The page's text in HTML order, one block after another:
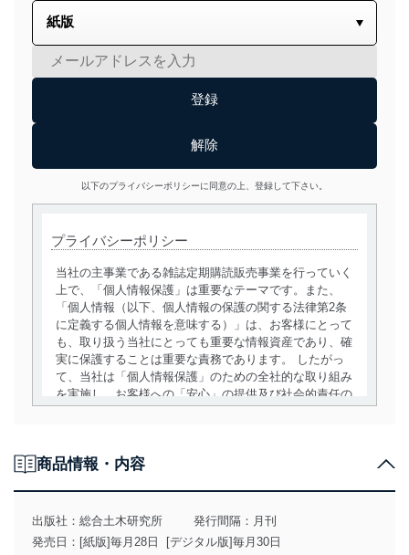
以下のプライバシーポリシーに同意の上、登録して下さい。
プライバシーポリシー
当社の主事業である雑誌定期購読販売事業を行っていく
上で、「個人情報保護」は重要なテーマです。また、
「個人情報（以下、個人情報の保護の関する法律第2条
に定義する個人情報を意味する）」は、お客様にとって
も、取り扱う当社にとっても重要な情報資産であり、確
実に保護することは重要な責務であります。 したがっ
て、当社は「個人情報保護」のための全社的な取り組み
を実施し、お客様への「安心」の提供及び社会的責任の
用目的を明確にし、本人の同意を得たうえで利用目的の
達成に必要な範囲内で適法かつ公正な手段によって取
得・利用・提供を行います。また、当社が保有している
個人情報は、同意を得ずに目的外利用、第三者への提
商品情報・内容
出版社： 総合土木研究所
発行間隔：月刊
発売日：[紙版]毎月28日 [デジタル版]毎月30日